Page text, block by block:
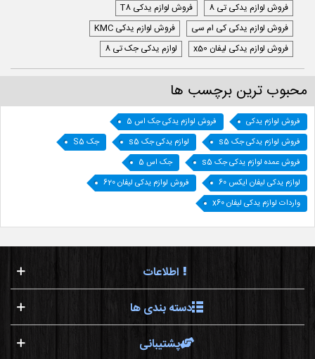
فروش لوازم یدکی تی 8
فروش لوازم یدکی T8
فروش لوازم یدکی کی ام سی
فروش لوازم یدکی KMC
فروش لوازم یدکی لیفان x50
لوازم یدکی جک تی 8
محبوب ترین برچسب ها
فروش لوازم یدکی
فروش لوازم یدکی جک اس 5
فروش لوازم یدکی جک s5
لوازم یدکی جک s5
جک S5
فروش عمده لوازم یدکی جک s5
جک اس 5
لوازم یدکی لیفان ایکس 60
فروش لوازم یدکی لیفان 620
واردات لوازم یدکی لیفان x60
اطلاعات
دسته بندی ها
پشتیبانی